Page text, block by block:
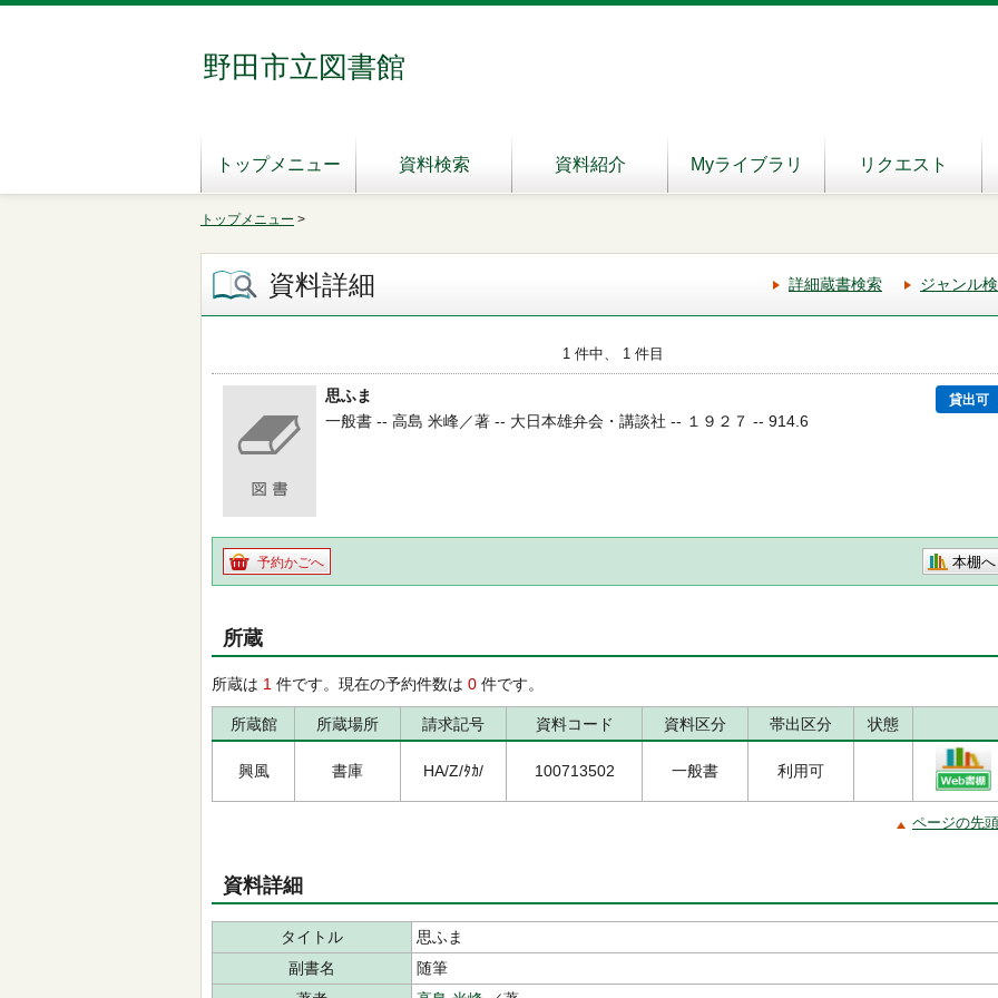
野田市立図書館
トップメニュー 資料検索 資料紹介 Myライブラリ リクエスト
トップメニュー >
資料詳細 詳細蔵書検索 ジャンル
1 件中、 1 件目
思ふまゝ 貸出可
一般書 -- 高島 米峰／著 -- 大日本雄弁会・講談社 -- １９２７ -- 914.6
予約かごへ 本棚へ
所蔵
所蔵は 1 件です。現在の予約件数は 0 件です。
所蔵館 所蔵場所 請求記号 資料コード 資料区分 帯出区分 状態
興風 書庫 HA/Z/ﾀｶ/ 100713502 一般書 利用可
ページの先
資料詳細
タイトル
思ふまゝ
副書名
随筆